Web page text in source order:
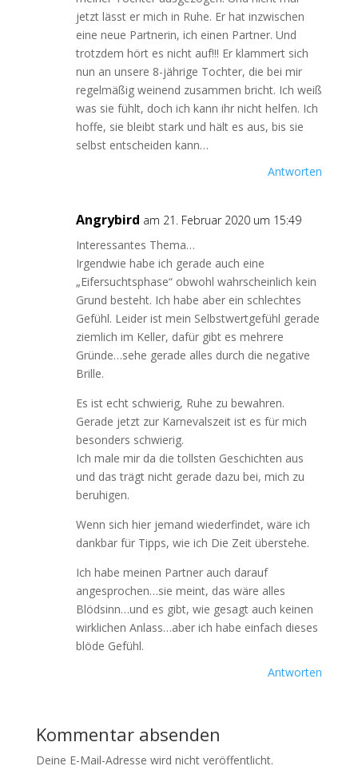
jetzt lässt er mich in Ruhe. Er hat inzwischen
eine neue Partnerin, ich einen Partner. Und
trotzdem hört es nicht auf!!! Er klammert sich
nun an unsere 8-jährige Tochter, die bei mir
regelmäßig weinend zusammen bricht. Ich weiß
was sie fühlt, doch ich kann ihr nicht helfen. Ich
hoffe, sie bleibt stark und hält es aus, bis sie
selbst entscheiden kann…
Antworten
Angrybird am 21. Februar 2020 um 15:49
Interessantes Thema…
Irgendwie habe ich gerade auch eine
„Eifersuchtsphase“ obwohl wahrscheinlich kein
Grund besteht. Ich habe aber ein schlechtes
Gefühl. Leider ist mein Selbstwertgefühl gerade
ziemlich im Keller, dafür gibt es mehrere
Gründe…sehe gerade alles durch die negative
Brille.
Es ist echt schwierig, Ruhe zu bewahren.
Gerade jetzt zur Karnevalszeit ist es für mich
besonders schwierig.
Ich male mir da die tollsten Geschichten aus
und das trägt nicht gerade dazu bei, mich zu
beruhigen.
Wenn sich hier jemand wiederfindet, wäre ich
dankbar für Tipps, wie ich Die Zeit überstehe.
Ich habe meinen Partner auch darauf
angesprochen…sie meint, das wäre alles
Blödsinn…und es gibt, wie gesagt auch keinen
wirklichen Anlass…aber ich habe einfach dieses
blöde Gefühl.
Antworten
Kommentar absenden
Deine E-Mail-Adresse wird nicht veröffentlicht.